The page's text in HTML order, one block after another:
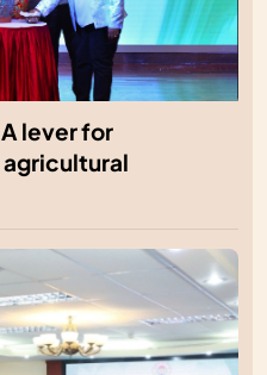
lever for